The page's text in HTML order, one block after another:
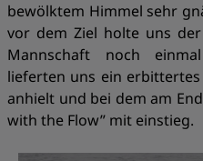
bewölktem Himmel sehr
vor dem Ziel holte uns
Mannschaft noch
lieferten uns ein
anhielt und bei dem am
with the Flow” mit einstieg.